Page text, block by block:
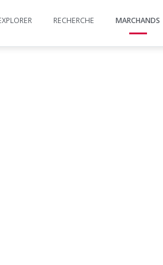
RECHERCHE MARCHANDS